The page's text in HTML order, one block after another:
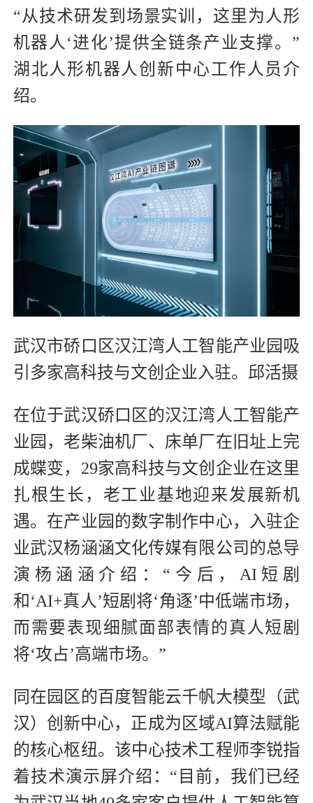
“从技术研发到场景实训，这里为人形
机器人‘进化’提供全链条产业支撑。”
湖北人形机器人创新中心工作人员介
绍。
武汉市硚口区汉江湾人工智能产业园吸
引多家高科技与文创企业入驻。邱活摄
在位于武汉硚口区的汉江湾人工智能产
业园，老柴油机厂、床单厂在旧址上完
成蝶变，29家高科技与文创企业在这里
扎根生长，老工业基地迎来发展新机
遇。在产业园的数字制作中心，入驻企
业武汉杨涵涵文化传媒有限公司的总导
演杨涵涵介绍：“今后，AI短剧
和‘AI+真人’短剧将‘角逐’中低端市场，
而需要表现细腻面部表情的真人短剧
将‘攻占’高端市场。”
同在园区的百度智能云千帆大模型（武
汉）创新中心，正成为区域AI算法赋能
的核心枢纽。该中心技术工程师李锐指
着技术演示屏介绍：“目前，我们已经